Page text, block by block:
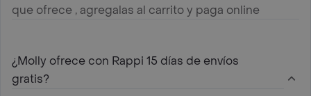
que ofrece , agregalas al carrito y paga online
¿Molly ofrece con Rappi 15 días de envíos
gratis?